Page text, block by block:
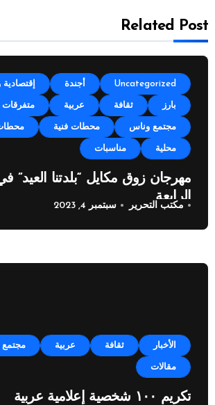
Related Post
Uncategorized أجندة
بارز ثقافة عربية متفرقات
مجتمع وناس محطات فنية
محلية مناسبات
مهرجان زوق مكايل “بلدتنا العيد”
الرابعة
مكتب التحرير سبتمبر 4, 2023
الأخبار ثقافة عربية
مقالات
تكريم ١٠٠ شخصية إعلامية عربية